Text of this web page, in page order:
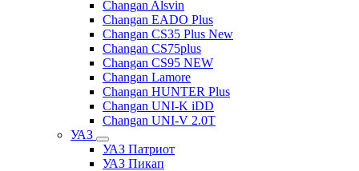
Changan Alsvin
Changan EADO Plus
Changan CS35 Plus New
Changan CS75plus
Changan CS95 NEW
Changan Lamore
Changan HUNTER Plus
Changan UNI-K iDD
Changan UNI-V 2.0T
УАЗ
УАЗ Патриот
УАЗ Пикап